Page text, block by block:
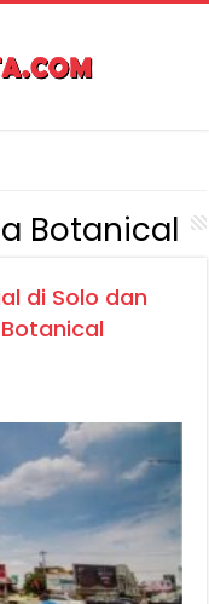
Botanical
di Solo dan